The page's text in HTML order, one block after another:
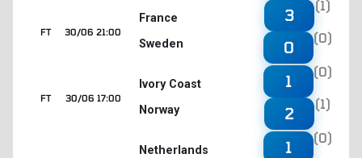
30/06 21:00
FT
France
Sweden
3
(1)
0
(0)
30/06 17:00
FT
Ivory Coast
Norway
1
(0)
2
(1)
Netherlands
1
(0)